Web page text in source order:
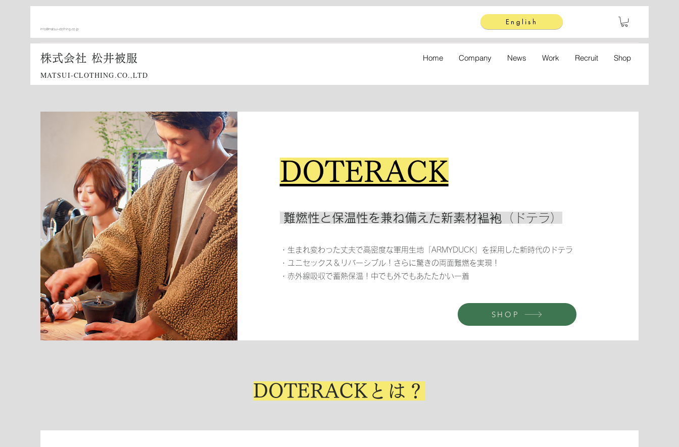
info@matsui-clothing.co.jp
English
株式会社 松井被服
MATSUI-CLOTHING.CO.,LTD
Home Company News Work Recruit Shop
DOTERACK
難燃性と保温性を兼ね備えた新素材褞袍（ドテラ）
・生まれ変わった丈夫で高密度な軍用生地「ARMYDUCK」を採用した新時代のドテラ
・ユニセックス＆リバーシブル！さらに驚きの両面難燃を実現！
・赤外線吸収で蓄熱保温！中でも外でもあたたかい一着
SHOP
DOTERACKとは？